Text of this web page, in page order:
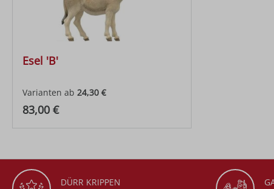
Esel 'B'
Varianten ab 24,30 €
Regulärer Preis:
83,00 €
DÜRR KRIPPEN